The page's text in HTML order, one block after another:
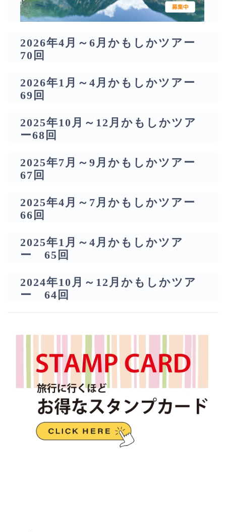
2026年4月～6月かもしかツアー
70回
2026年1月～4月かもしかツアー
69回
2025年10月～12月かもしかツア
ー68回
2025年7月～9月かもしかツアー
67回
2025年4月～7月かもしかツアー
66回
2025年1月～4月かもしかツア
ー 65回
2024年10月～12月かもしかツア
ー 64回